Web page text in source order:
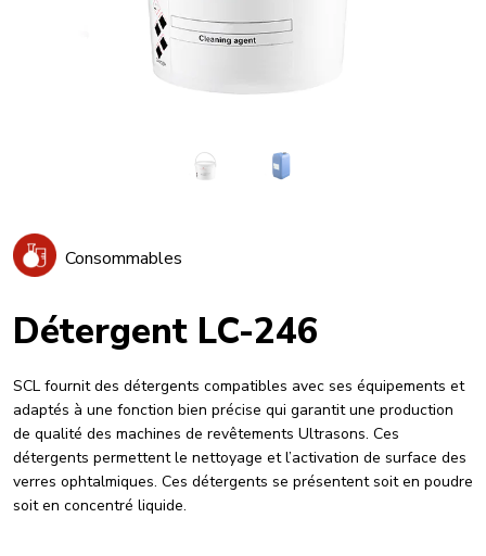
Consommables
Détergent LC-246
SCL fournit des détergents compatibles avec ses équipements et
adaptés à une fonction bien précise qui garantit une production
de qualité des machines de revêtements Ultrasons. Ces
détergents permettent le nettoyage et l’activation de surface des
verres ophtalmiques. Ces détergents se présentent soit en poudre
soit en concentré liquide.